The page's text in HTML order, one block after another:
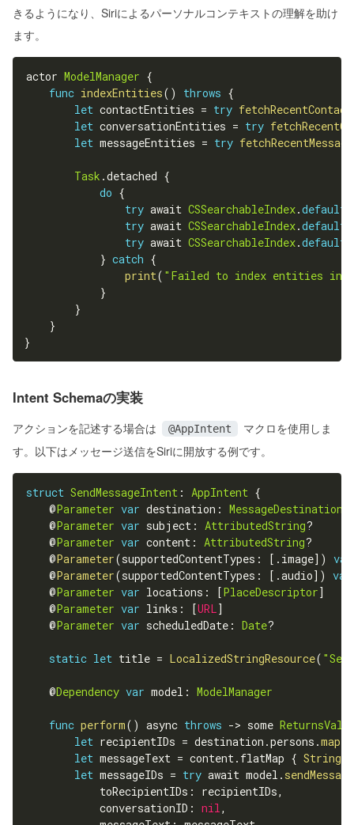
きるようになり、Siriによるパーソナルコンテキストの理解を助け
ます。
actor ModelManager {
func indexEntities( ) throws {
let contactEntities = try
let conversationEntities = try
let messageEntities = try
Task .detached {
do {
try await CSSearchableIndex.default
try await CSSearchableIndex.default
try await CSSearchableIndex.default
} catch {
print( "Failed to index entities in
}
}
}
}
Intent Schemaの実装
アクションを記述する場合は @AppIntent
マクロを使用しま
す。以下はメッセージ送信をSiriに開放する例です。
struct SendMessageIntent : AppIntent {
    @
Parameter var destination : MessageDestination
    @
Parameter var subject : AttributedString?
    @
Parameter var content : AttributedString?
    @
Parameter(supportedContentTypes : [ . image] ) var
    @
Parameter(supportedContentTypes : [ .audio] ) var
    @
Parameter var locations : [PlaceDescriptor]
    @
Parameter var links : [URL]
    @
Parameter var scheduledDate : Date?
static let title = LocalizedStringResource(
    @
Dependency var model : ModelManager
func perform( ) async throws -> some
let recipientIDs = destination .persons .map
let messageText = content. flatMap { String
let messageIDs = try await model . sendMessage
            toRecipientIDs
: recipientIDs,
            conversationID
: nil,